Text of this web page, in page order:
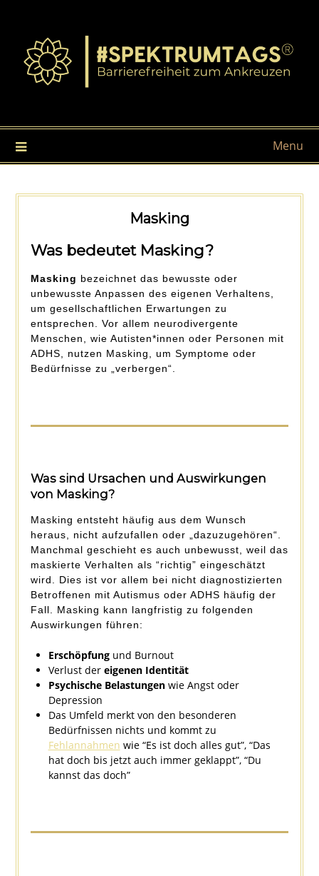
Menu
Masking
Was bedeutet Masking?
Masking bezeichnet das bewusste oder
unbewusste Anpassen des eigenen Verhaltens,
um gesellschaftlichen Erwartungen zu
entsprechen. Vor allem neurodivergente
Menschen, wie Autisten*innen oder Personen mit
ADHS, nutzen Masking, um Symptome oder
Bedürfnisse zu „verbergen“.
Was sind Ursachen und Auswirkungen
von Masking?
Masking entsteht häufig aus dem Wunsch
heraus, nicht aufzufallen oder „dazuzugehören“.
Manchmal geschieht es auch unbewusst, weil das
maskierte Verhalten als “richtig” eingeschätzt
wird. Dies ist vor allem bei nicht diagnostizierten
Betroffenen mit Autismus oder ADHS häufig der
Fall. Masking kann langfristig zu folgenden
Auswirkungen führen:
Erschöpfungund Burnout
Verlust der eigenen Identität
Psychische Belastungenwie Angst oder
Depression
Das Umfeld merkt von den besonderen
Bedürfnissen nichts und kommt zu
Fehlannahmen wie “Es ist doch alles gut”, “Das
hat doch bis jetzt auch immer geklappt”, “Du
kannst das doch”